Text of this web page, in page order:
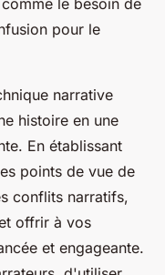
le besoin de
pour le
narrative
histoire en une
En établissant
points de vue de
conflits narratifs,
offrir à vos
et engageante.